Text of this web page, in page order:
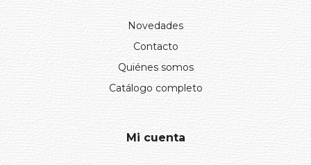
Novedades
Contacto
Quiénes somos
Catálogo completo
Mi cuenta